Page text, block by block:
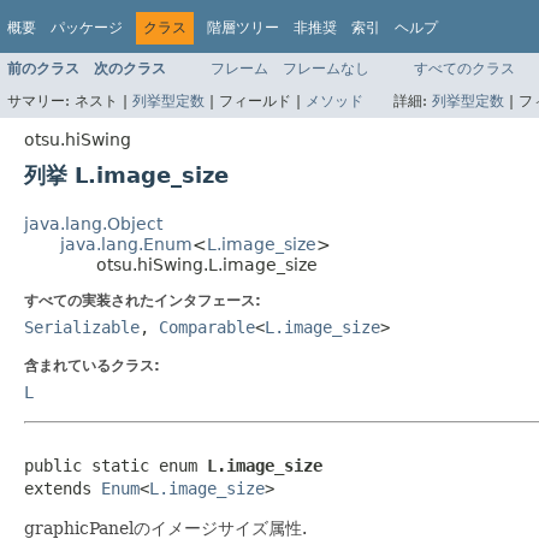
概要 パッケージ クラス 階層ツリー 非推奨 索引 ヘルプ
前のクラス 次のクラス フレーム フレームなし
すべてのクラス
サマリー: ネスト | 列挙型定数 | フィールド | メソッド 詳細: 列挙型定数 | フ
otsu.hiSwing
列挙 L.image_size
java.lang.Object
java.lang.Enum<L.image_size>
otsu.hiSwing.L.image_size
すべての実装されたインタフェース:
Serializable, Comparable<L.image_size>
含まれているクラス:
L
public static enum L.image_size
extends Enum<L.image_size>
graphicPanelのイメージサイズ属性.